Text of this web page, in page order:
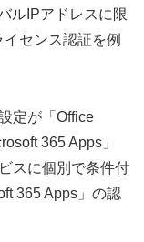
ルIPアドレスに限
センス認証を例
定が「Office
365 Apps」
スに個別で条件付
365 Apps」の認